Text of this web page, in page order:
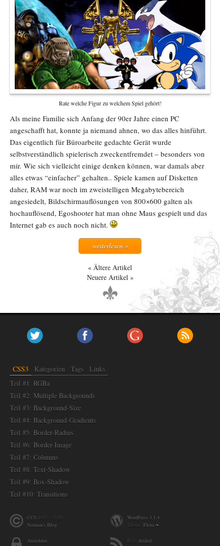
Rate welche Figur zu welchem Spiel gehört!
Als meine Familie sich Anfang der 90er Jahre einen PC
angeschafft hat, konnte ja niemand ahnen, wo das alles hinführt.
Das eigentlich für Büroarbeite gedachte Gerät wurde
selbstverständlich spielerisch zweckentfremdet – besonders von
mir. Wie sich vielleicht einige denken können, war damals aber
alles etwas “einfacher” gehalten.. Spiele kamen auf Disketten
daher, RAM war noch im zweistelligen Megabytebereich
angesiedelt, Bildschirmauflösungen von 800×600 galten als
hochauflösend, Egoshooter hat man ohne Maus gespielt und das
Internet gab es auch noch nicht.
weiterlesen »
Ältere Artikel
Neuere Artikel
CSS3 Kategorien Tags
Links
Teil #1: RGBa
Teil #2: Multiple Backgrounds
Teil #3: Background-Size
Teil #4: Background-Gradients
Teil #5: Border-Radius
Teil #6: Border-Image
Teil #7: Columns
Teil #8: Text-Shadow
Teil #9: Box-Shadow
Teil #10: Transitions
CC0 1987 – 2026
Norman's Blog
WordPress 3.1.4
Theme: Flora ❧
Anmelden
RSS Artikel